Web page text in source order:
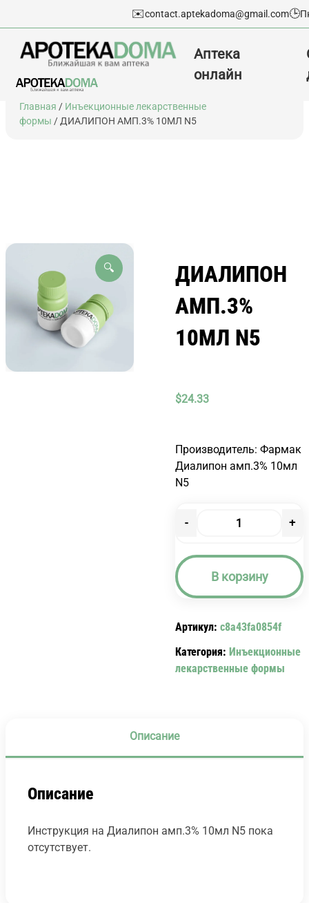
Перейти
содержимому
✉️contact.aptekadoma@gmail.com🕒
Аптека
онлайн
Главная / Инъекционные лекарственные
формы / ДИАЛИПОН АМП.3% 10МЛ N5
🔍
ДИАЛИПОН
АМП.3%
10МЛ N5
$24.33
Производитель: Фармак
Диалипон амп.3% 10мл
N5
-
ДИАЛИПОН
АМП.3%
10МЛ
+
В корзину
Артикул: c8a43fa0854f
Категория: Инъекционные
лекарственные формы
Описание
Описание
Инструкция на Диалипон амп.3% 10мл N5 пока
отсутствует.